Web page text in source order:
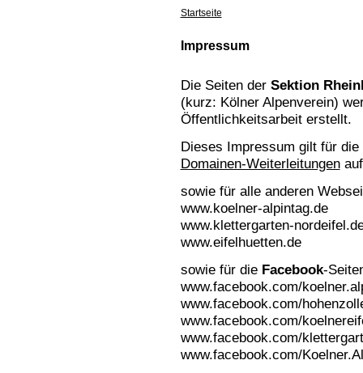
Startseite
Impressum
Die Seiten der Sektion
(kurz: Kölner Alpenverein)
Öffentlichkeitsarbeit erstellt.
Dieses Impressum gilt für
Domainen-Weiterleitungenauf
sowie für alle anderen
www.koelner-alpintag.de
www.klettergarten-
www.eifelhuetten.de
sowie für die Facebook-
www.facebook.com/
www.facebook.com/
www.facebook.com/
www.facebook.com/
www.facebook.com/